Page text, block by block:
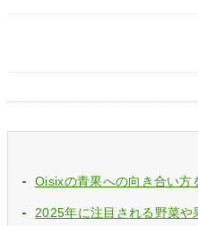
Oisixの青果への向き合い
2025年に注目される野菜や